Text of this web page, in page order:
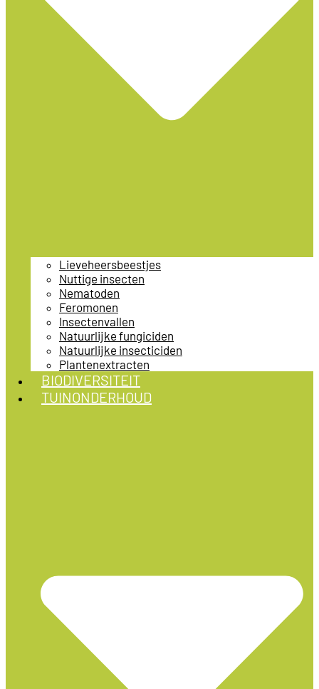
Lieveheersbeestjes
Nuttige insecten
Nematoden
Feromonen
Insectenvallen
Natuurlijke fungiciden
Natuurlijke insecticiden
Plantenextracten
BIODIVERSITEIT
TUINONDERHOUD